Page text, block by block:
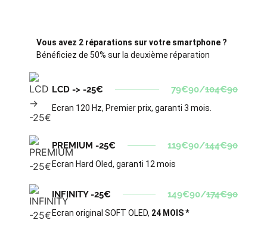
Vous avez 2 réparations sur votre smartphone ?
Bénéficiez de 50% sur la deuxième réparation
LCD -> -25€ 79€90/104€90
Ecran 120 Hz, Premier prix, garanti 3 mois.
PREMIUM -25€ 119€90/144€90
Ecran Hard Oled, garanti 12 mois
INFINITY -25€ 149€90/174€90
Ecran original SOFT OLED, 24 MOIS *